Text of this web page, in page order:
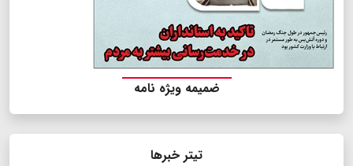
ضمیمه ویژه نامه
تیتر خبرها